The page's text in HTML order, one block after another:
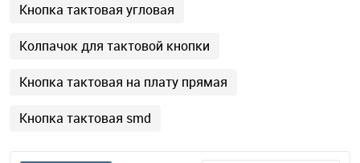
Кнопка тактовая угловая
Колпачок для тактовой кнопки
Кнопка тактовая на плату прямая
Кнопка тактовая smd